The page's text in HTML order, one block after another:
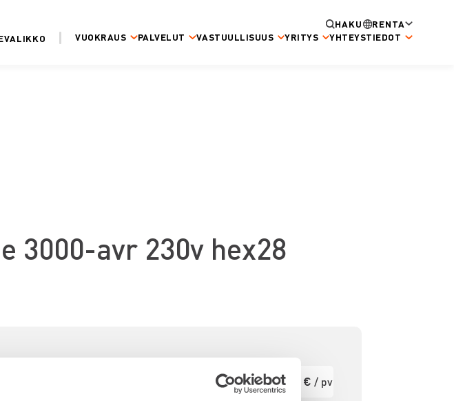
HAKU
RENTA
VUOKRAUS PALVELUT VASTUULLISUUS YRITYS YHTEYSTIEDOT
3000-avr 230v hex28
Ensimmäinen
57,89 € / pv